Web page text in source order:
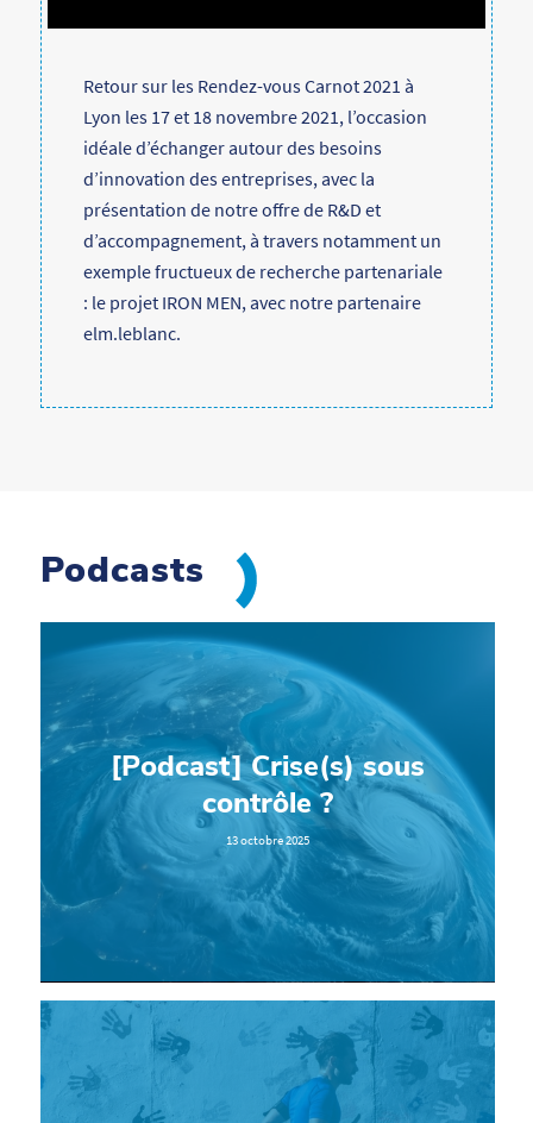
Retour sur les Rendez-vous Carnot 2021 à
Lyon les 17 et 18 novembre 2021, l’occasion
idéale d’échanger autour des besoins
d’innovation des entreprises, avec la
présentation de notre offre de R&D et
d’accompagnement, à travers notamment un
exemple fructueux de recherche partenariale
: le projet IRON MEN, avec notre partenaire
elm.leblanc.
Podcasts
[Podcast] Crise(s) sous
contrôle ?
13 octobre 2025